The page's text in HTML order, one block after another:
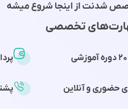
شدنت از اینجا شروع میشه
تخصصی
حضوری و آنلاین